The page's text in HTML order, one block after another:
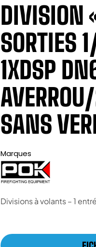
DIVISION
SORTIES
1XDSP
SANS
Marques
Divisions à volants – 1